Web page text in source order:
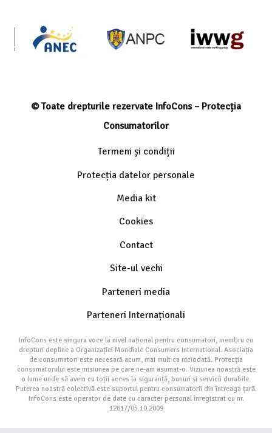
© Toate drepturile rezervate InfoCons – Protecția
Consumatorilor
Termeni și condiții
Protecția datelor personale
Media kit
Cookies
Contact
Site-ul vechi
Parteneri media
Parteneri Internaționali
InfoCons este singura voce la nivel național pentru consumatori, membru cu
drepturi depline a Organizației Mondiale Consumers International. Asociația
de consumatori este necesară acum, mai mult ca niciodată. Protecția
consumatorului este misiunea pe care ne-am asumat-o. Viziunea noastră este
o lume unde să avem cu toții acces la siguranță, bunuri și servicii durabile.
Puterea noastră colectivă este suportul pentru consumatorii din întreaga țară.
InfoCons este operator de date cu caracter personal înregistrat cu nr.
12617/05.10.2009